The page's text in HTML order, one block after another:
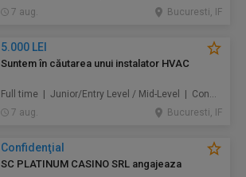
7 aug.
Bucuresti, IF
5.000 LEI
Suntem în căutarea unui instalator HVAC
Full time | Junior/Entry Level / Mid-Level | Construcţii / Amenajări
7 aug.
Bucuresti, IF
Confidenţial
SC PLATINUM CASINO SRL angajeaza